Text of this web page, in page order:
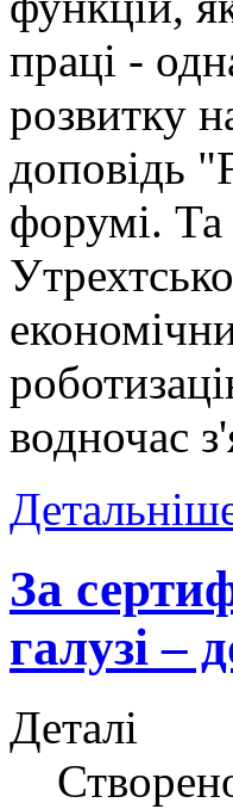
праці -
розвитку
доповідь
форумі. Та
водночас
За
галузі –
Деталі